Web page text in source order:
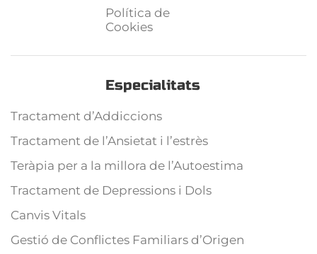
Política de
Cookies
Especialitats
Tractament d’Addiccions
Tractament de l’Ansietat i l’estrès
Teràpia per a la millora de l’Autoestima
Tractament de Depressions i Dols
Canvis Vitals
Gestió de Conflictes Familiars d’Origen